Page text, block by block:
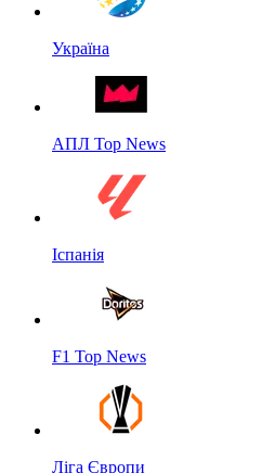
Україна
АПЛ Top News
Іспанія
F1 Top News
Ліга Європи